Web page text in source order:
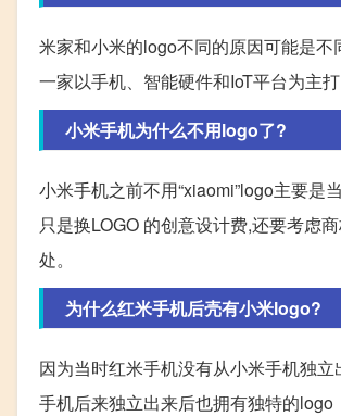
米家和小米的logo不同的原因可能是
一家以手机、智能硬件和IoT平台为主
小米手机为什么不用logo了?
小米手机之前不用“xiaomi”logo主要是
只是换LOGO 的创意设计费,还要考虑
处。
为什么红米手机后壳有小米logo?
因为当时红米手机没有从小米手机独
手机后来独立出来后也拥有独特的logo